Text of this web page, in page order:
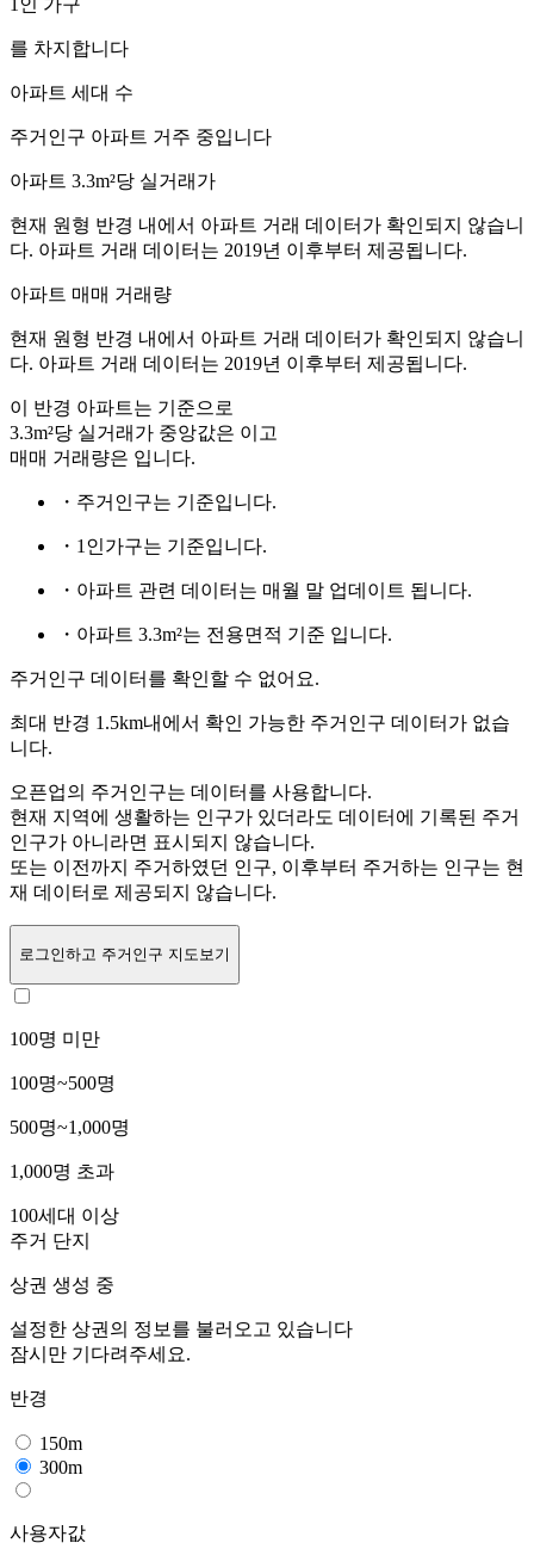
를 차지합니다
아파트 세대 수
주거인구 아파트 거주 중입니다
아파트 3.3m²당 실거래가
현재 원형 반경 내에서 아파트 거래 데이터가 확인되지 않습니
다. 아파트 거래 데이터는 2019년 이후부터 제공됩니다.
아파트 매매 거래량
현재 원형 반경 내에서 아파트 거래 데이터가 확인되지 않습니
다. 아파트 거래 데이터는 2019년 이후부터 제공됩니다.
이 반경 아파트는 기준으로
3.3m²당 실거래가 중앙값은 이고
매매 거래량은 입니다.
・주거인구는 기준입니다.
・1인가구는 기준입니다.
・아파트 관련 데이터는 매월 말 업데이트 됩니다.
・아파트 3.3m²는 전용면적 기준 입니다.
주거인구 데이터를 확인할 수 없어요.
최대 반경 1.5km내에서 확인 가능한 주거인구 데이터가 없습
니다.
오픈업의 주거인구는 데이터를 사용합니다.
현재 지역에 생활하는 인구가 있더라도 데이터에 기록된 주거
인구가 아니라면 표시되지 않습니다.
또는 이전까지 주거하였던 인구, 이후부터 주거하는 인구는 현
재 데이터로 제공되지 않습니다.
로그인하고 주거인구 지도보기
100명 미만
100명~500명
500명~1,000명
1,000명 초과
100세대 이상
주거 단지
상권 생성 중
설정한 상권의 정보를 불러오고 있습니다
잠시만 기다려주세요.
반경
150m
300m
사용자값